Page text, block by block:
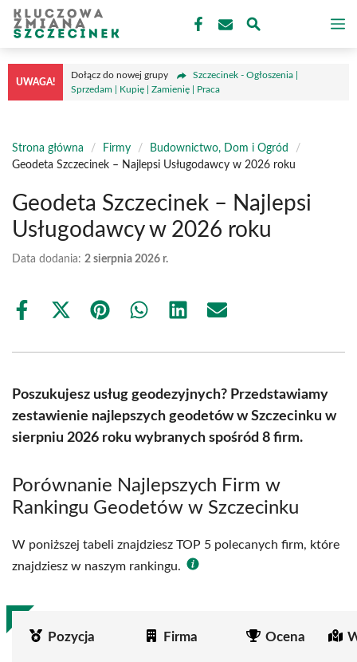
Przejdź
treści
UWAGA!
Dołącz do nowej grupy
Szczecinek - Ogłoszenia |
Sprzedam | Kupię | Zamienię | Praca
Strona główna / Firmy / Budownictwo, Dom i Ogród
/
Geodeta Szczecinek – Najlepsi Usługodawcy w 2026 roku
Geodeta Szczecinek – Najlepsi
Usługodawcy w 2026 roku
Data dodania: 2 sierpnia 2026 r.
Share
Share
(Twitter)
Share Share Share Share
Poszukujesz usług geodezyjnych? Przedstawiamy
zestawienie najlepszych geodetów w Szczecinku w
sierpniu 2026 roku wybranych spośród 8 firm.
Porównanie Najlepszych Firm w
Rankingu Geodetów w Szczecinku
W poniższej tabeli znajdziesz TOP 5 polecanych firm, które
znajdziesz w naszym rankingu.
Pozycja Firma Ocena